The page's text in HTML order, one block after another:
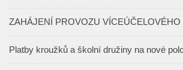
ZAHÁJENÍ PROVOZU VÍCEÚČELOVÉHO
Platby kroužků a školní družiny na nové